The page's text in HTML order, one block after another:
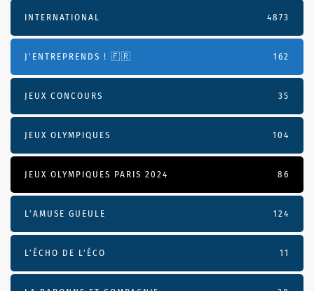
INTERNATIONAL 4873
J'ENTREPRENDS ! 🇫🇷 162
JEUX CONCOURS 35
JEUX OLYMPIQUES 104
JEUX OLYMPIQUES PARIS 2024 86
L'AMUSE GUEULE 124
L’ÉCHO DE L’ÉCO 11